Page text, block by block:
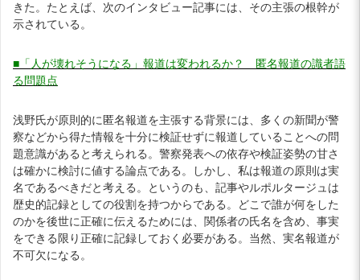
きた。たとえば、次のインタビュー記事には、その主張の根幹が
示されている。
■「人が壊れそうになる」報道は変われるか？ 匿名報道の識者語
る問題点
浅野氏が原則的に匿名報道を主張する背景には、多くの新聞が警
察などから得た情報を十分に検証せずに報道していることへの問
題意識があると考えられる。警察発表への依存や検証姿勢の甘さ
は確かに検討に値する論点である。しかし、私は報道の原則は実
名であるべきだと考える。というのも、記事やルポルタージュは
歴史的記録としての役割を持つからである。どこで誰が何をした
のかを後世に正確に伝えるためには、関係者の氏名を含め、事実
をできる限り正確に記録しておく必要がある。当然、実名報道が
不可欠になる。